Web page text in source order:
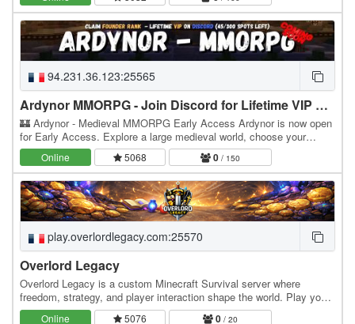
94.231.36.123:25565
Ardynor MMORPG - Join Discord for Lifetime VIP Founder Rank
🏰 Ardynor - Medieval MMORPG Early Access Ardynor is now open
for Early Access. Explore a large medieval world, choose your
class, complete quests, fight custom enemies…
Online 5068 0 / 150
play.overlordlegacy.com:25570
Overlord Legacy
Overlord Legacy is a custom Minecraft Survival server where
freedom, strategy, and player interaction shape the world. Play your
own way with classes, skills, and unique…
Online 5076 0 / 20